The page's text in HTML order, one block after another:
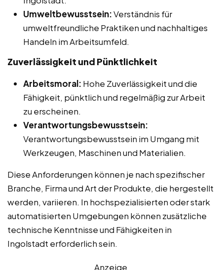
Umweltbewusstsein:Verständnis für
umweltfreundliche Praktiken und nachhaltiges
Handeln im Arbeitsumfeld.
Zuverlässigkeit und Pünktlichkeit
Arbeitsmoral: Hohe Zuverlässigkeit und die
Fähigkeit, pünktlich und regelmäßig zur Arbeit
zu erscheinen.
Verantwortungsbewusstsein:
Verantwortungsbewusstsein im Umgang mit
Werkzeugen, Maschinen und Materialien.
Diese Anforderungen können je nach spezifischer
Branche, Firma und Art der Produkte, die hergestellt
werden, variieren. In hochspezialisierten oder stark
automatisierten Umgebungen können zusätzliche
technische Kenntnisse und Fähigkeiten in
Ingolstadt erforderlich sein.
Anzeige